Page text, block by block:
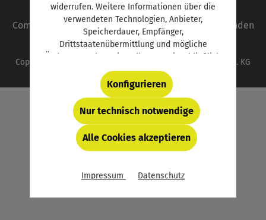
autoFACHMANN ist eine Marke der Vogel
Communications Group. Unser gesamtes Angebot finden
Sie unterwww.vogel.de.
Copyright © 2026 Vogel Communications Group GmbH & Co. KG
widerrufen. Weitere Informationen über die
verwendeten Technologien, Anbieter,
Speicherdauer, Empfänger,
Drittstaatenübermittlung und mögliche
Änderungen Ihrer Einstellungen, einschließlich
für essentielle (d.h. technisch bzw. funktional
notwendige) Cookies, finden Sie in der unten
verlinkten Datenschutzerklärung und hinter
dem Button „Konfigurieren“.
Nur technisch notwendige
Konfigurieren
Alle Cookies akzeptieren
Impressum Datenschutz